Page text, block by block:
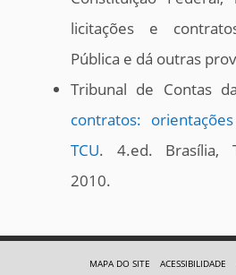
licitações e
Pública e dá outras
Tribunal de Contas
contratos:
TCU. 4.ed. Brasília,
2010.
MAPA DO SITE ACESSIBILIDADE